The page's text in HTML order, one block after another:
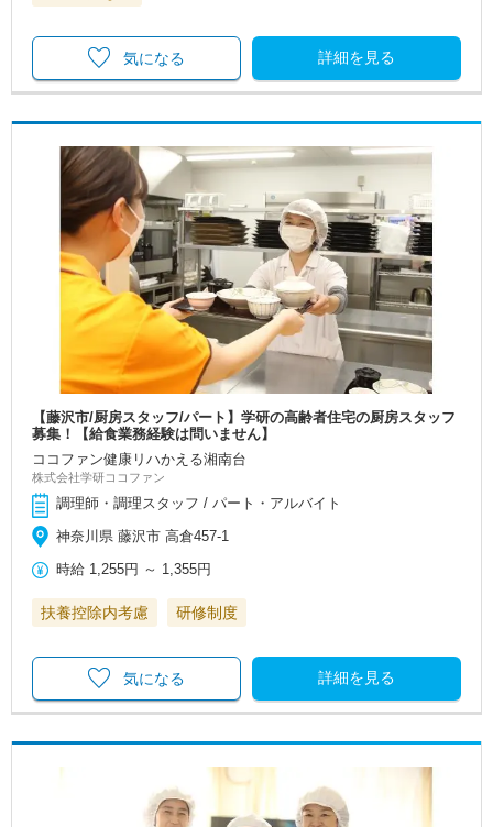
詳細を見る
気になる
【藤沢市/厨房スタッフ/パート】学研の高齢者住宅の厨房スタッフ
募集！【給食業務経験は問いません】
ココファン健康リハかえる湘南台
株式会社学研ココファン
調理師・調理スタッフ / パート・アルバイト
神奈川県 藤沢市 高倉457-1
時給 1,255円 ～ 1,355円
扶養控除内考慮 研修制度
詳細を見る
気になる